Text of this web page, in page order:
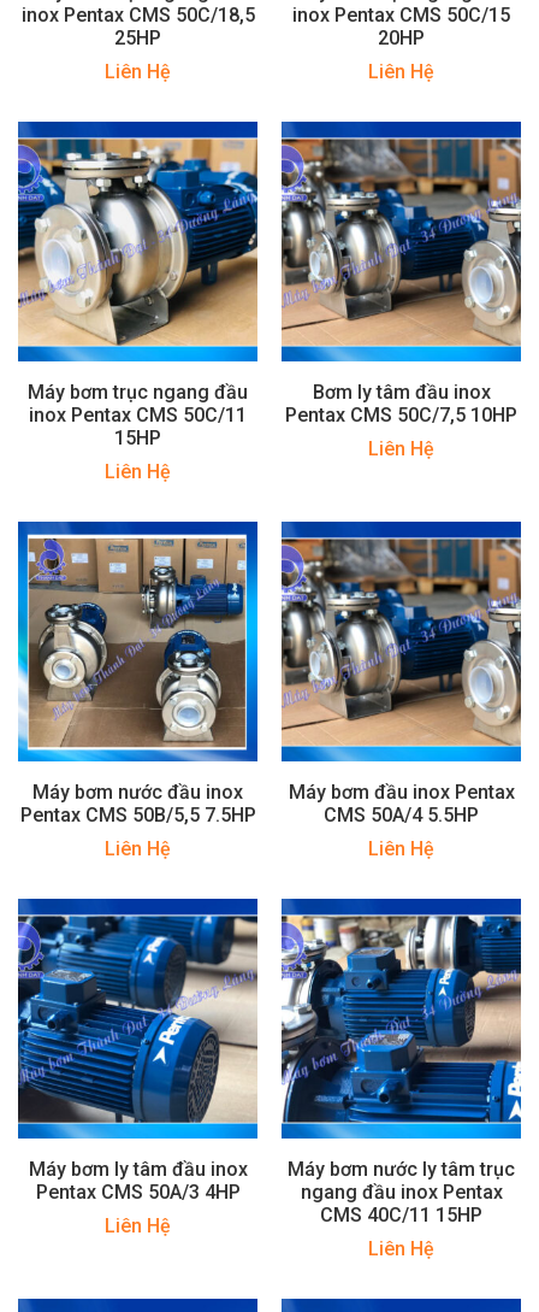
inox Pentax CMS 50C/18,5
25HP
Liên Hệ
inox Pentax CMS 50C/15
20HP
Liên Hệ
Máy bơm trục ngang đầu
inox Pentax CMS 50C/11
15HP
Liên Hệ
Bơm ly tâm đầu inox
Pentax CMS 50C/7,5 10HP
Liên Hệ
Máy bơm nước đầu inox
Pentax CMS 50B/5,5 7.5HP
Liên Hệ
Máy bơm đầu inox Pentax
CMS 50A/4 5.5HP
Liên Hệ
Máy bơm ly tâm đầu inox
Pentax CMS 50A/3 4HP
Liên Hệ
Máy bơm nước ly tâm trục
ngang đầu inox Pentax
CMS 40C/11 15HP
Liên Hệ